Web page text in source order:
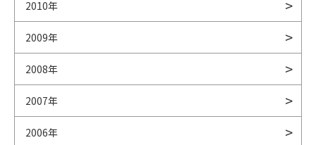
2010年
2009年
2008年
2007年
2006年